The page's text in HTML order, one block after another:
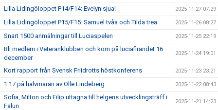
Lilla Lidingöloppet P14/F14: Evelyn sjua! 2025-11-27 07:29
Lilla Lidingöloppet P15/F15: Samuel tvåa och Tilda trea 2025-11-26 08:27
Snart 1500 anmälningar till Luciaspelen 2025-11-25 22:19
Bli medlem i Veteranklubben och kom på luciafirandet 16
december
2025-11-24 19:01
Kort rapport från Svensk Friidrotts höstkonferens 2025-11-23 23:21
1:17 på halvmaran av Olle Lindeberg 2025-11-22 08:43
Sofia, Milton och Filip uttagna till helgens utvecklingsträff i
Falun
2025-11-21 14:23